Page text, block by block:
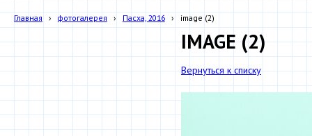
Главная › фотогалерея › Пасха, 2016 › image (2)
IMAGE (2)
Вернуться к списку